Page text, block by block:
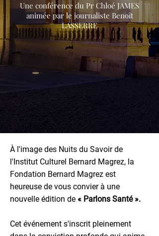
Une conférence du Pr Chloé JAMES
animée par le journaliste Benoît
LASSERRE
À l'image des Nuits du Savoir de
l'Institut Culturel Bernard Magrez, la
Fondation Bernard Magrez est
heureuse de vous convier à une
nouvelle édition de « Parlons Santé ».
Cet événement s'inscrit pleinement